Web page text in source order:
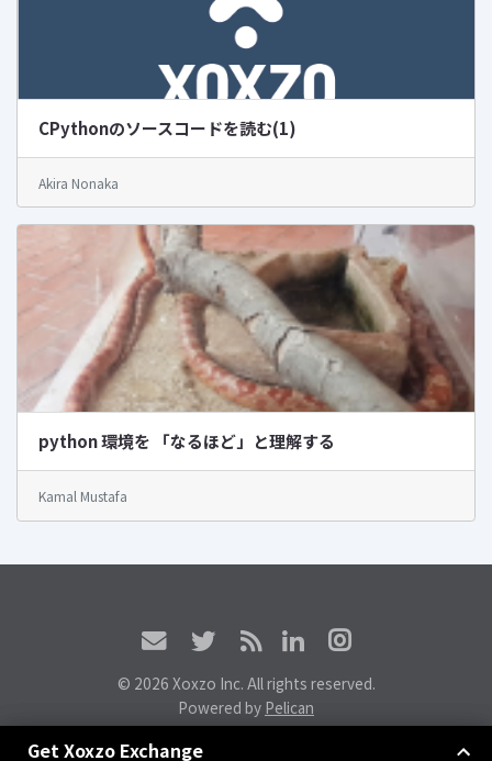
CPythonのソースコードを読む(1)
Akira Nonaka
python 環境を 「なるほど」と理解する
Kamal Mustafa
© 2026 Xoxzo Inc. All rights reserved.
Powered by Pelican
Xoxzoエクスチェンジに参加しよう
Get Xoxzo Exchange